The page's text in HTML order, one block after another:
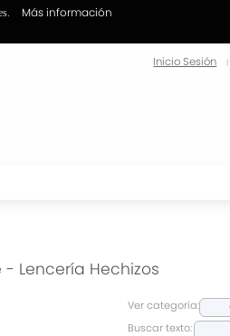
Inicio Sesión |
Lencería Hechizos
Ver categoría:
Buscar texto:
Más información